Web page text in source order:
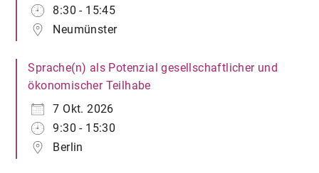
8:30 - 15:45
Neumünster
Sprache(n) als Potenzial gesellschaftlicher und
ökonomischer Teilhabe
7 Okt. 2026
9:30 - 15:30
Berlin